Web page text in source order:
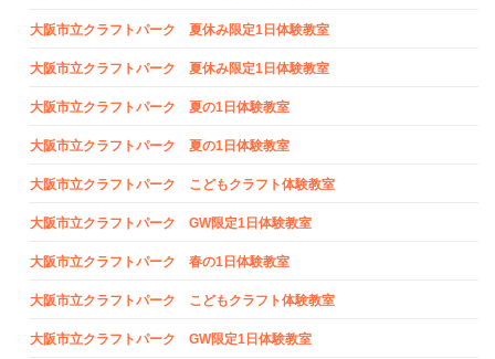
大阪市立クラフトパーク 夏休み限定1日体験教室
大阪市立クラフトパーク 夏休み限定1日体験教室
大阪市立クラフトパーク 夏の1日体験教室
大阪市立クラフトパーク 夏の1日体験教室
大阪市立クラフトパーク こどもクラフト体験教室
大阪市立クラフトパーク GW限定1日体験教室
大阪市立クラフトパーク 春の1日体験教室
大阪市立クラフトパーク こどもクラフト体験教室
大阪市立クラフトパーク GW限定1日体験教室